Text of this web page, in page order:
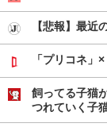
【悲報】最近
「プリコネ」
飼ってる子猫
つれていく子